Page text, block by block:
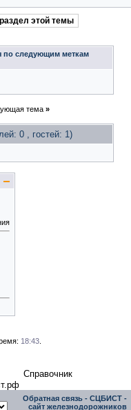
этой темы
по следующим меткам
тема »
0 , гостей: 1)
18:43.
Справочник
Обратная связь - СЦБИСТ -
сайт железнодорожников